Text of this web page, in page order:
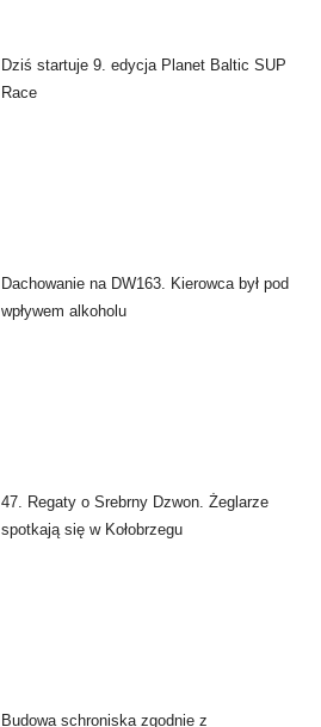
Dziś startuje 9. edycja Planet Baltic SUP
Race
Dachowanie na DW163. Kierowca był pod
wpływem alkoholu
47. Regaty o Srebrny Dzwon. Żeglarze
spotkają się w Kołobrzegu
Budowa schroniska zgodnie z